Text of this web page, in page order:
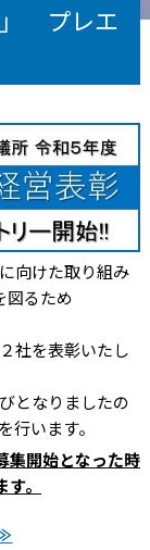
プレエ
向けた取り組み
図るため
社を表彰いたし
となりましたの
行います。
集開始となった時
。